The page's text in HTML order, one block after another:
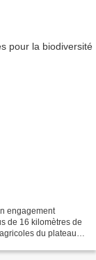
engagement
de 16 kilomètres de
du plateau